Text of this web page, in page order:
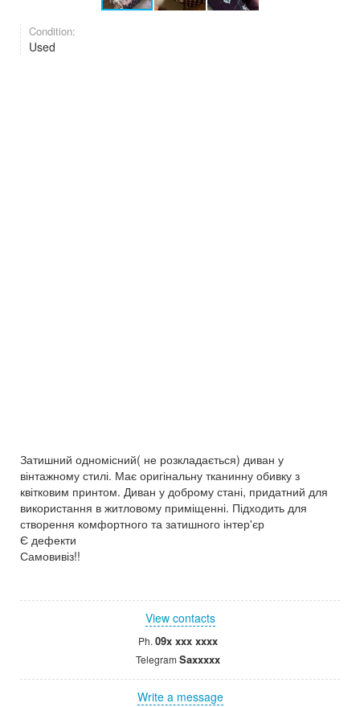
Condition:
Used
Затишний одномісний( не розкладається) диван у
вінтажному стилі. Має оригінальну тканинну обивку з
квітковим принтом. Диван у доброму стані, придатний для
використання в житловому приміщенні. Підходить для
створення комфортного та затишного інтер'єр
Є дефекти
Самовивіз!!
View contacts
Ph. 09x xxx xxxx
Telegram Saxxxxx
Write a message